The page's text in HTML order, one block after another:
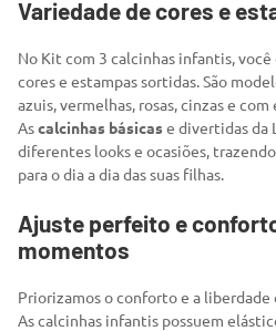
Variedade de cores e
No Kit com 3 calcinhas infantis,
cores e estampas sortidas. São
azuis, vermelhas, rosas, cinzas e
Ascalcinhas básicase divertidas da
diferentes looks e ocasiões,
para o dia a dia das suas filhas.
Ajuste perfeito e
momentos
Priorizamos o conforto e a liberdade
As calcinhas infantis possuem